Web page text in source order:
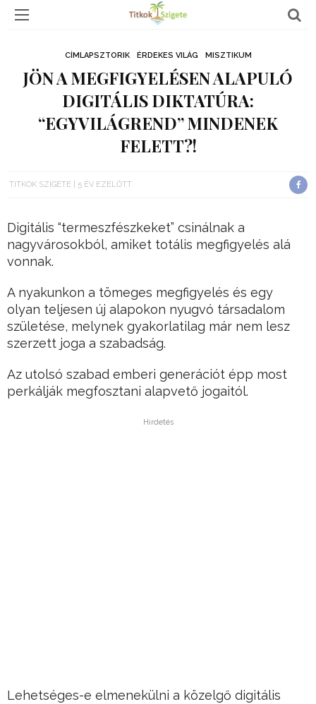
CÍMLAPSZTORIK ÉRDEKES VILÁG MISZTIKUM
JÖN A MEGFIGYELÉSEN ALAPULÓ
DIGITÁLIS DIKTATÚRA:
“EGYVILÁGREND” MINDENEK
FELETT?!
TITKOK SZIGETE 5 ÉV EZELŐTT
Digitális “termeszfészkeket” csinálnak a
nagyvárosokból, amiket totális megfigyelés alá
vonnak.
A nyakunkon a tömeges megfigyelés és egy
olyan teljesen új alapokon nyugvó társadalom
születése, melynek gyakorlatilag már nem lesz
szerzett joga a szabadság.
Az utolsó szabad emberi generációt épp most
perkálják megfosztani alapvető jogaitól.
Hirdetés
Lehetséges-e elmenekülni a közelgő digitális